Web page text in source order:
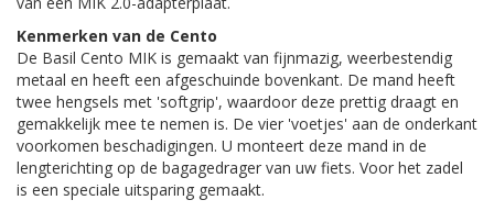
Kenmerken van de Cento
De Basil Cento MIK is gemaakt van fijnmazig, weerbestendig
metaal en heeft een afgeschuinde bovenkant. De mand heeft
twee hengsels met 'softgrip', waardoor deze prettig draagt en
gemakkelijk mee te nemen is. De vier 'voetjes' aan de onderkant
voorkomen beschadigingen. U monteert deze mand in de
lengterichting op de bagagedrager van uw fiets. Voor het zadel
is een speciale uitsparing gemaakt.